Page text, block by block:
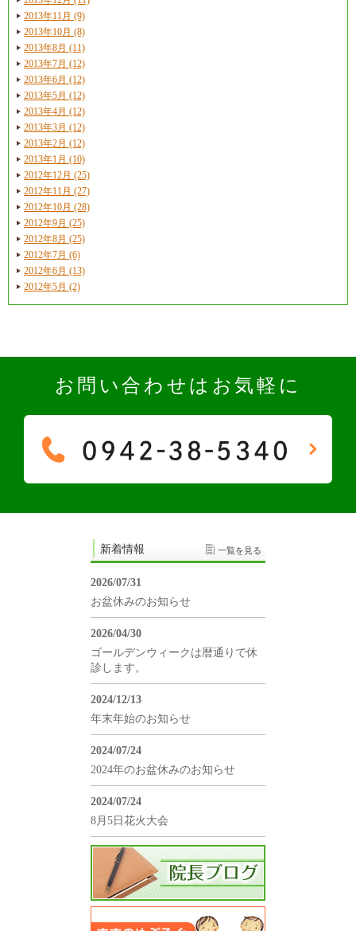
2013年11月 (9)
2013年10月 (8)
2013年8月 (11)
2013年7月 (12)
2013年6月 (12)
2013年5月 (12)
2013年4月 (12)
2013年3月 (12)
2013年2月 (12)
2013年1月 (10)
2012年12月 (25)
2012年11月 (27)
2012年10月 (28)
2012年9月 (25)
2012年8月 (25)
2012年7月 (6)
2012年6月 (13)
2012年5月 (2)
お問い合わせはお気軽に
新着情報 一覧を見る
2026/07/31
お盆休みのお知らせ
2026/04/30
ゴールデンウィークは暦通りで休
診します。
2024/12/13
年末年始のお知らせ
2024/07/24
2024年のお盆休みのお知らせ
2024/07/24
8月5日花火大会